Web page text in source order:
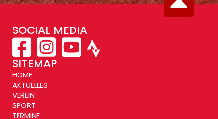
SOCIAL MEDIA
SITEMAP
HOME
AKTUELLES
VEREIN
SPORT
TERMINE